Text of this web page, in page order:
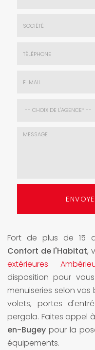
mail
Message
Fort de plus de 15
Confort de l'Habitat,
extérieures
disposition pour
menuiseries selon vos
volets, portes
pergola. Faites appel
en-Bugey pour la
équipements.